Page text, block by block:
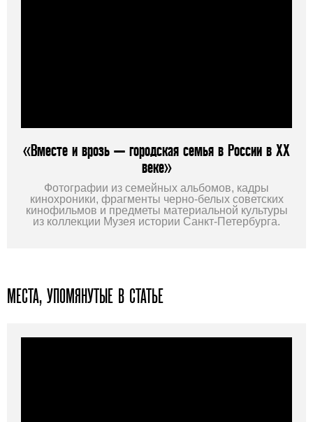
«Вместе и врозь — городская семья в России в ХХ
веке»
Фотографии из семейных альбомов, кадры
кинохроники, фрагменты черно-белых советских
кинофильмов и предметы материальной культуры
из коллекции Музея истории Санкт-Петербурга.
МЕСТА, УПОМЯНУТЫЕ В СТАТЬЕ